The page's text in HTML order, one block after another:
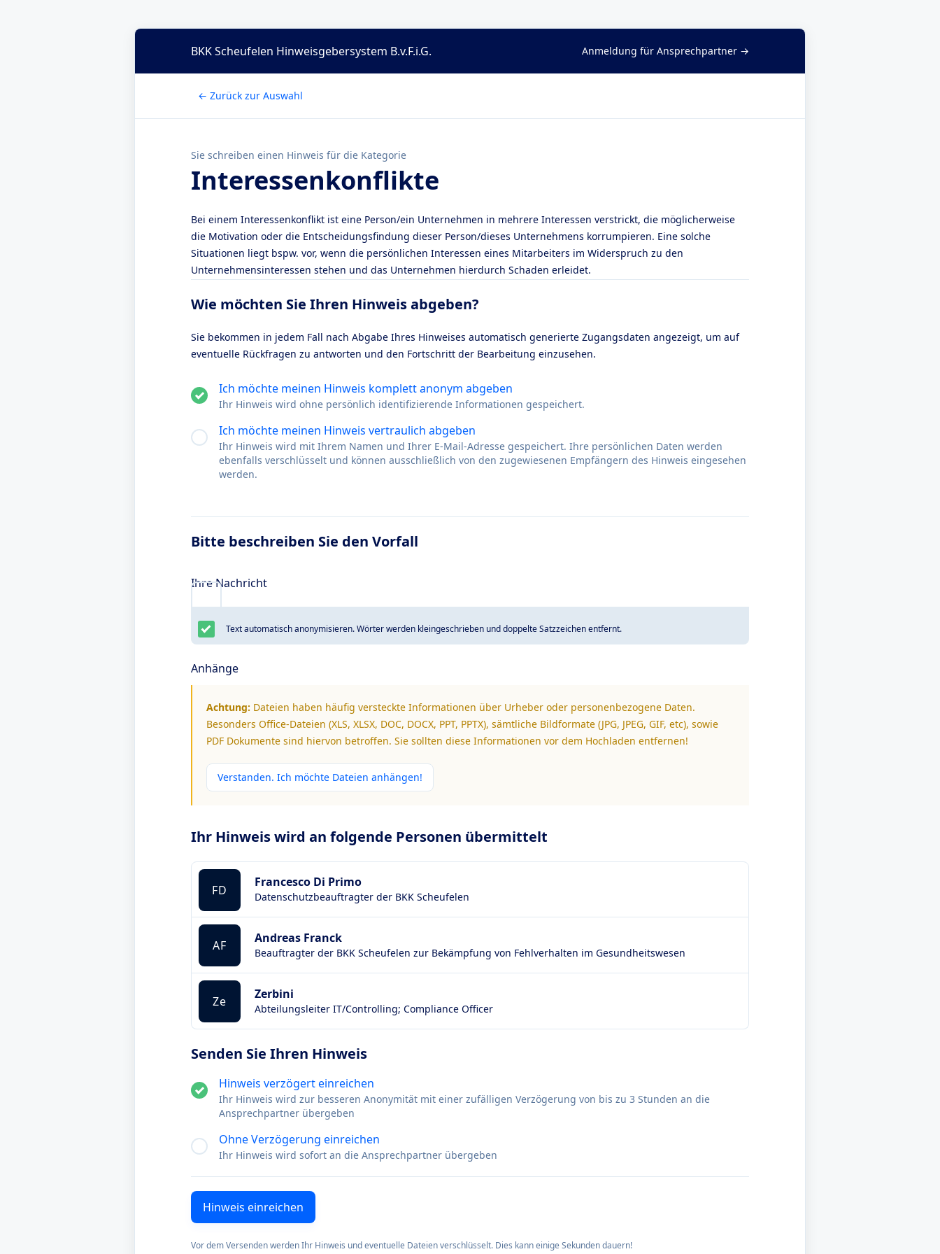
BKK Scheufelen Hinweisgebersystem B.v.F.i.G. Anmeldung für Ansprechpartner →
← Zurück zur Auswahl
Sie schreiben einen Hinweis für die Kategorie
Interessenkonflikte
Bei einem Interessenkonflikt ist eine Person/ein Unternehmen in mehrere Interessen verstrickt, die möglicherweise
die Motivation oder die Entscheidungsfindung dieser Person/dieses Unternehmens korrumpieren. Eine solche
Situationen liegt bspw. vor, wenn die persönlichen Interessen eines Mitarbeiters im Widerspruch zu den
Unternehmensinteressen stehen und das Unternehmen hierdurch Schaden erleidet.
Wie möchten Sie Ihren Hinweis abgeben?
Sie bekommen in jedem Fall nach Abgabe Ihres Hinweises automatisch generierte Zugangsdaten angezeigt, um auf
eventuelle Rückfragen zu antworten und den Fortschritt der Bearbeitung einzusehen.
Ich möchte meinen Hinweis komplett anonym abgeben
Ihr Hinweis wird ohne persönlich identifizierende Informationen gespeichert.
Ich möchte meinen Hinweis vertraulich abgeben
Ihr Hinweis wird mit Ihrem Namen und Ihrer E-Mail-Adresse gespeichert. Ihre persönlichen Daten werden
ebenfalls verschlüsselt und können ausschließlich von den zugewiesenen Empfängern des Hinweis eingesehen
werden.
Bitte beschreiben Sie den Vorfall
Ihre Nachricht
Text automatisch anonymisieren. Wörter werden kleingeschrieben und doppelte Satzzeichen entfernt.
Anhänge
Achtung: Dateien haben häufig versteckte Informationen über Urheber oder personenbezogene Daten.
Besonders Office-Dateien (XLS, XLSX, DOC, DOCX, PPT, PPTX), sämtliche Bildformate (JPG, JPEG, GIF, etc), sowie
PDF Dokumente sind hiervon betroffen. Sie sollten diese Informationen vor dem Hochladen entfernen!
Verstanden. Ich möchte Dateien anhängen!
Ihr Hinweis wird an folgende Personen übermittelt
FD
Francesco Di Primo
Datenschutzbeauftragter der BKK Scheufelen
AF
Andreas Franck
Beauftragter der BKK Scheufelen zur Bekämpfung von Fehlverhalten im Gesundheitswesen
Ze
Zerbini
Abteilungsleiter IT/Controlling; Compliance Officer
Senden Sie Ihren Hinweis
Hinweis verzögert einreichen
Ihr Hinweis wird zur besseren Anonymität mit einer zufälligen Verzögerung von bis zu 3 Stunden an die
Ansprechpartner übergeben
Ohne Verzögerung einreichen
Ihr Hinweis wird sofort an die Ansprechpartner übergeben
Vor dem Versenden werden Ihr Hinweis und eventuelle Dateien verschlüsselt. Dies kann einige Sekunden dauern!